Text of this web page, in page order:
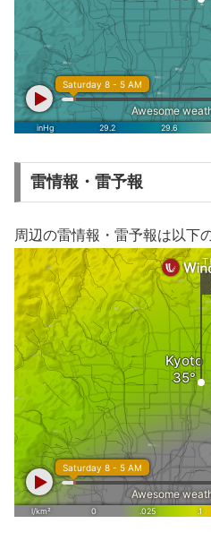
雷情報・雷予報
周辺の雷情報・雷予報は以下